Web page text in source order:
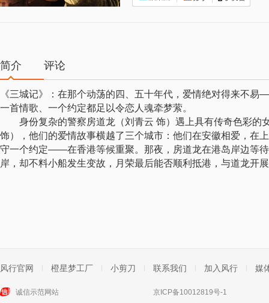
简介 评论
《三城记》：在那个动荡的四、五十年代，爱情绝对得来不
一首情歌、一个约定都足以令恋人魂牵梦萦。
身份复杂的警察房道龙（刘青云 饰）遇上具有传奇色彩的
饰），他们的爱情故事横越了三个城市：他们在安徽相爱，在
守一个约定——在香港等候重聚。那夜，房道龙在港岛岸边等
岸，却不料小船发生变故，月荣最后能否顺利抵港，与道龙开
风行官网 橙星梦工厂 小剪刀 联系我们 加入风行 媒
诚信示范网站
京ICP备10012819号-1